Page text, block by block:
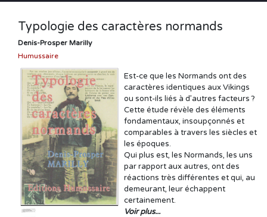
Typologie des caractères normands
Denis-Prosper Marilly
Humussaire
Est-ce que les Normands ont des
caractères identiques aux Vikings
ou sont-ils liés à d’autres facteurs ?
Cette étude révèle des éléments
fondamentaux, insoupçonnés et
comparables à travers les siècles et
les époques.
Qui plus est, les Normands, les uns
par rapport aux autres, ont des
réactions très différentes et qui, au
demeurant, leur échappent
certainement.
Voir plus...